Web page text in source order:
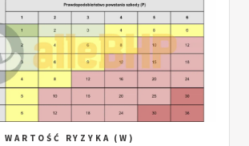
WARTOŚĆ RYZYKA (W)